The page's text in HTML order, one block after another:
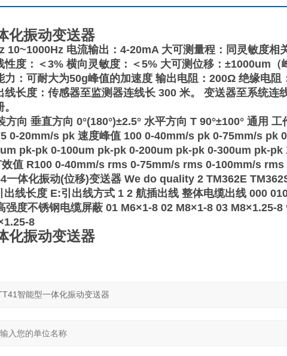
化振动变送器
10~1000Hz 电流输出：4-20mA 大可测量程：同灵敏度相
性度：＜3% 横向灵敏度：＜5% 大可测位移：±1000um（
力：可耐大为50g峰值的加速度 输出电阻：200Ω 绝缘电
线长度：传感器至监测器连线长 300 米。 变送器至系统连
。
方向 垂直方向 0°(180°)±2.5° 水平方向 T 90°±100° 通用
0-20mm/s pk 速度峰值 100 0-40mm/s pk 0-75mm/s pk
pk-pk 0-100um pk-pk 0-200um pk-pk 0-300um pk-pk
值 R100 0-40mm/s rms 0-75mm/s rms 0-100mm/s rms
一体化振动(位移)变送器 We do quality 2 TM362E
线长度 E:引出线方式 1 2 航插出线 整体电缆出线 000
强度不锈钢电缆屏蔽 01 M6×1-8 02 M8×1-8 03 M8×1.25-
8
化振动变送器